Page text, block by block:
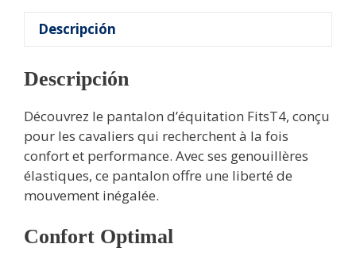
Descripción
Descripción
Découvrez le pantalon d’équitation FitsT4, conçu
pour les cavaliers qui recherchent à la fois
confort et performance. Avec ses genouillères
élastiques, ce pantalon offre une liberté de
mouvement inégalée.
Confort Optimal